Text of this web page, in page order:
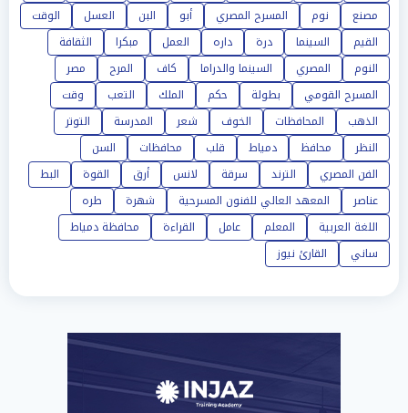
مصنع
نوم المسرح المصري أبو البن العسل
الوقت
القيم
السينما درة داره العمل مبكرا
الثقافة
النوم
المصري السينما والدراما كاف المرح
مصر
المسرح القومي
بطولة حكم الملك التعب
وقت
الذهب
المحافظات الخوف شعر المدرسة
التوتر
النظر
محافظ دمياط قلب محافظات
السن
الفن المصري
الترند سرقة لانس أرق القوة
البط
عناصر
المعهد العالي للفنون المسرحية شهرة
طره
اللغة العربية
المعلم عامل القراءة
محافظة دمياط
ساني
القارئ نيوز